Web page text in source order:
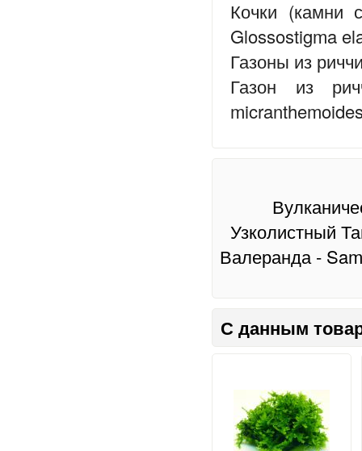
Кочки (камни
Glossostigma
Газоны из
Газон из
Узколистный
Валеранда -
С данным